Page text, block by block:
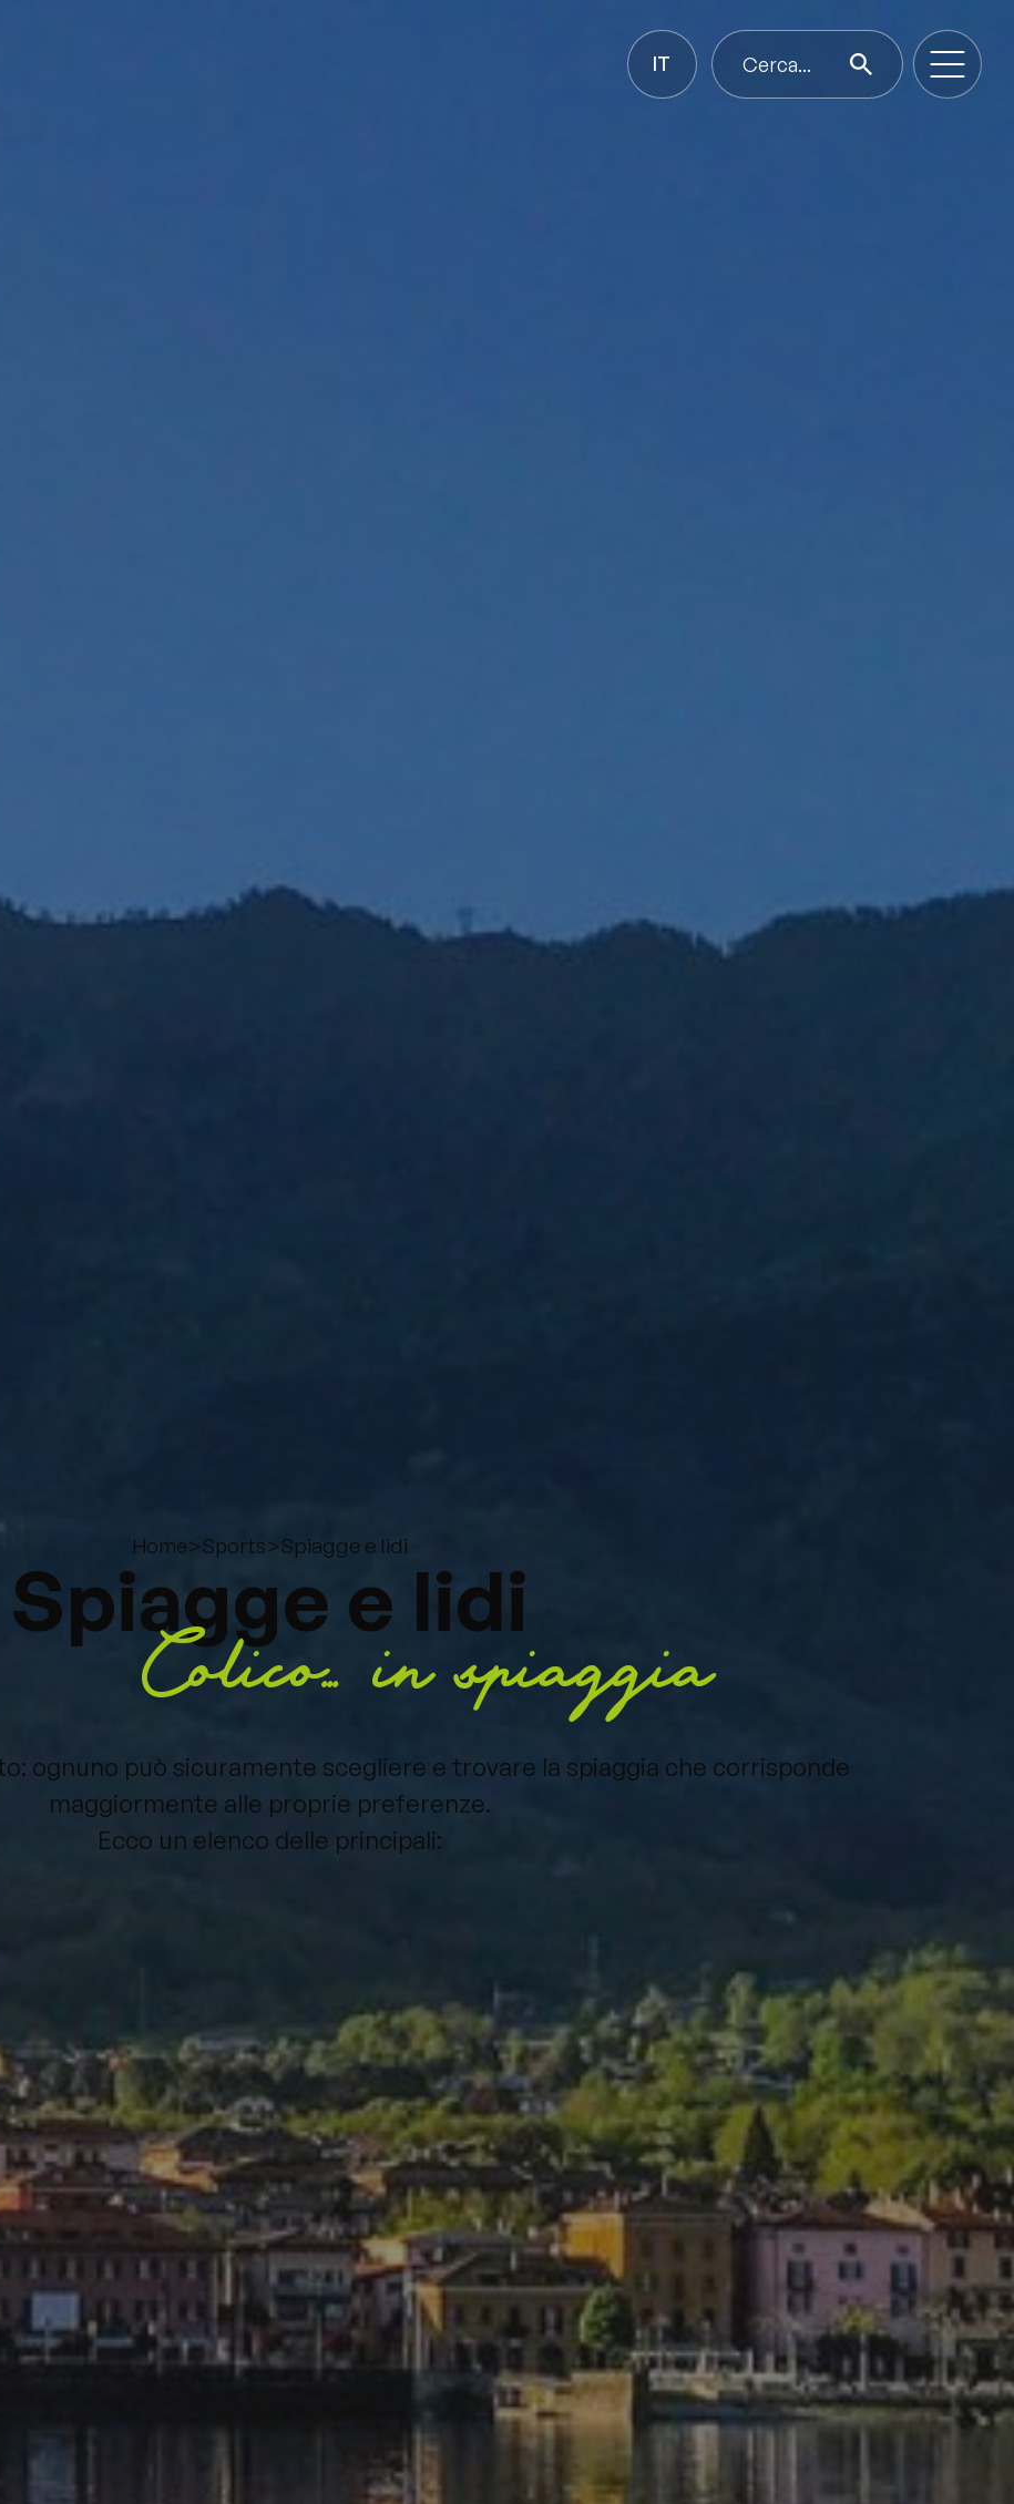
IT Cerca...
Home>Sports>Spiagge e lidi
Spiagge e lidi
Colico... in spiaggia
ognuno può sicuramente scegliere e trovare la spiaggia che corrisponde
maggiormente alle proprie preferenze.
Ecco un elenco delle principali: